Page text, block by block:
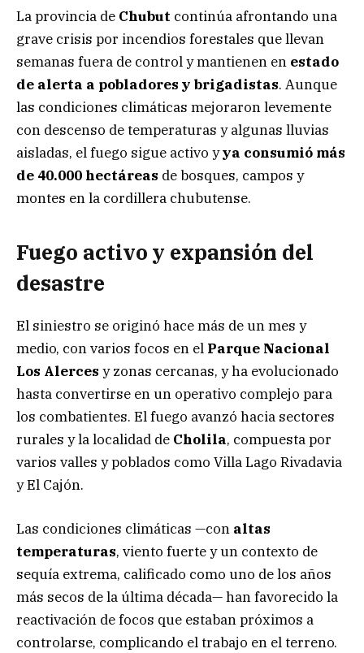
La provincia de Chubut continúa afrontando una
grave crisis por incendios forestales que llevan
semanas fuera de control y mantienen en estado
de alerta a pobladores y brigadistas. Aunque
las condiciones climáticas mejoraron levemente
con descenso de temperaturas y algunas lluvias
aisladas, el fuego sigue activo yya consumió más
de 40.000 hectáreas de bosques, campos y
montes en la cordillera chubutense.
Fuego activo y expansión del
desastre
El siniestro se originó hace más de un mes y
medio, con varios focos en el Parque Nacional
Los Alerces y zonas cercanas, y ha evolucionado
hasta convertirse en un operativo complejo para
los combatientes. El fuego avanzó hacia sectores
rurales y la localidad de Cholila, compuesta por
varios valles y poblados como Villa Lago Rivadavia
y El Cajón.
Las condiciones climáticas —con altas
temperaturas, viento fuerte y un contexto de
sequía extrema, calificado como uno de los años
más secos de la última década— han favorecido la
reactivación de focos que estaban próximos a
controlarse, complicando el trabajo en el terreno.